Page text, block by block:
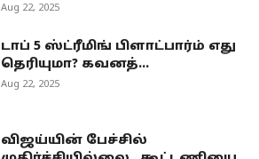
Aug 22, 2025
டாப் 5 ஸ்ட்ரீமிங் பிளாட்பார்ம் எது
தெரியுமா? கவனத்...
Aug 22, 2025
விஜய்யின் பேச்சில்